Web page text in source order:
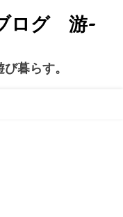
ログ 游-
暮らす。